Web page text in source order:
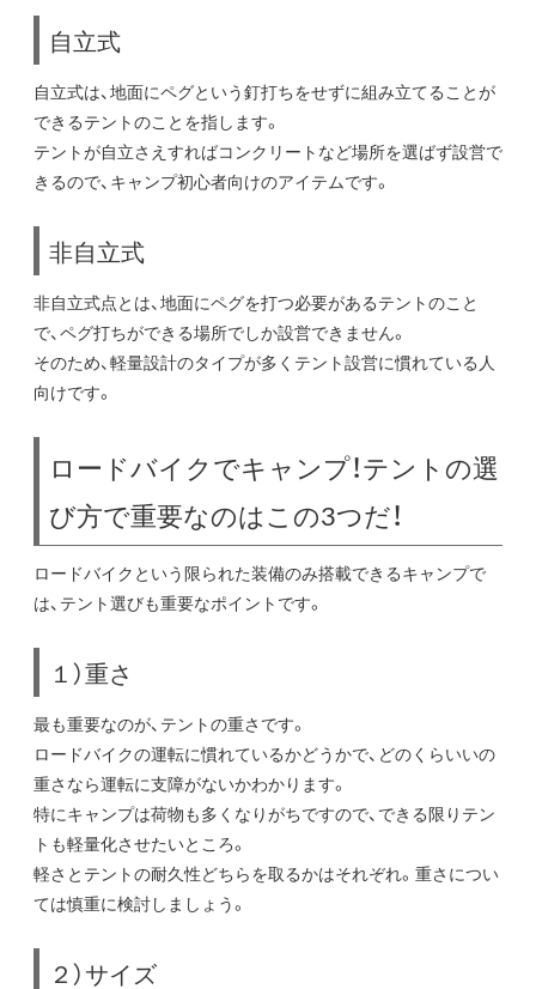
自立式
自立式は、地面にペグという釘打ちをせずに組み立てることが
できるテントのことを指します。
テントが自立さえすればコンクリートなど場所を選ばず設営で
きるので、キャンプ初心者向けのアイテムです。
非自立式
非自立式点とは、地面にペグを打つ必要があるテントのこと
で、ペグ打ちができる場所でしか設営できません。
そのため、軽量設計のタイプが多くテント設営に慣れている人
向けです。
ロードバイクでキャンプ！テントの選
び方で重要なのはこの3つだ！
ロードバイクという限られた装備のみ搭載できるキャンプで
は、テント選びも重要なポイントです。
１）重さ
最も重要なのが、テントの重さです。
ロードバイクの運転に慣れているかどうかで、どのくらいいの
重さなら運転に支障がないかわかります。
特にキャンプは荷物も多くなりがちですので、できる限りテン
トも軽量化させたいところ。
軽さとテントの耐久性どちらを取るかはそれぞれ。重さについ
ては慎重に検討しましょう。
２）サイズ